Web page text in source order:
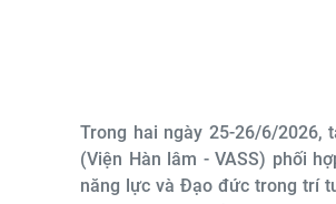
Trong hai ngày 25-26/6/2026,
(Viện Hàn lâm - VASS) phối
năng lực và Đạo đức trong trí